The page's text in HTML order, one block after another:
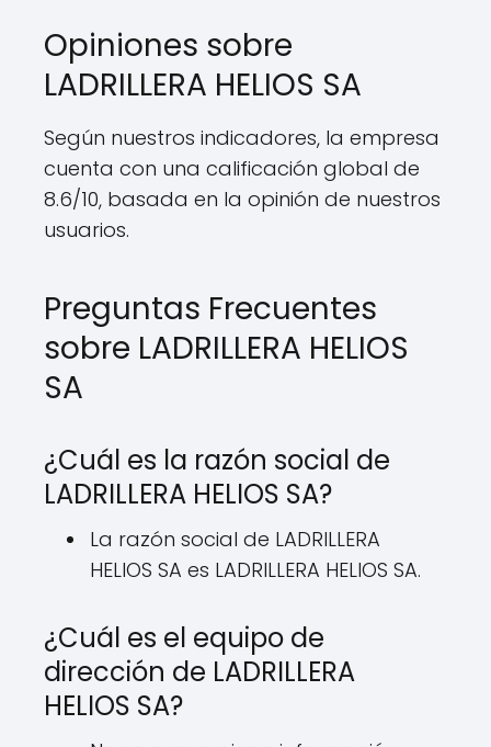
Opiniones sobre
LADRILLERA HELIOS SA
Según nuestros indicadores, la empresa
cuenta con una calificación global de
8.6/10, basada en la opinión de nuestros
usuarios.
Preguntas Frecuentes
sobre LADRILLERA HELIOS
SA
¿Cuál es la razón social de
LADRILLERA HELIOS SA?
La razón social de LADRILLERA
HELIOS SA es LADRILLERA HELIOS SA.
¿Cuál es el equipo de
dirección de LADRILLERA
HELIOS SA?